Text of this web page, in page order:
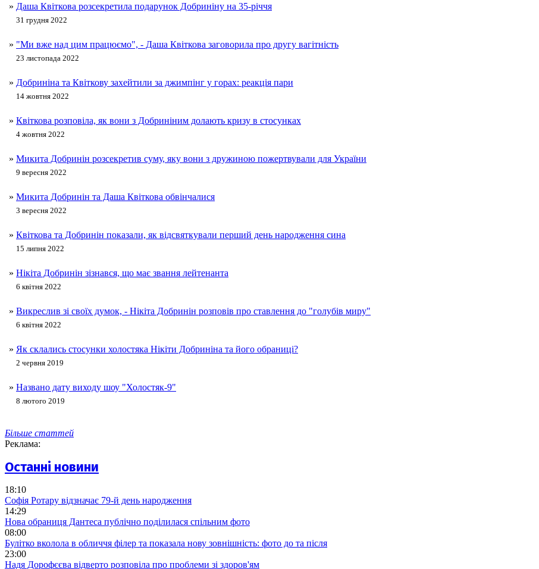
» Даша Квіткова розсекретила подарунок Добриніну на 35-річчя
31 грудня 2022
» "Ми вже над цим працюємо", - Даша Квіткова заговорила про другу вагітність
23 листопада 2022
» Добриніна та Квіткову захейтили за джимпінг у горах: реакція пари
14 жовтня 2022
» Квіткова розповіла, як вони з Добриніним долають кризу в стосунках
4 жовтня 2022
» Микита Добринін розсекретив суму, яку вони з дружиною пожертвували для України
9 вересня 2022
» Микита Добринін та Даша Квіткова обвінчалися
3 вересня 2022
» Квіткова та Добринін показали, як відсвяткували перший день народження сина
15 липня 2022
» Нікіта Добринін зізнався, що має звання лейтенанта
6 квітня 2022
» Викреслив зі своїх думок, - Нікіта Добринін розповів про ставлення до "голубів миру"
6 квітня 2022
» Як склались стосунки холостяка Нікіти Добриніна та його обраниці?
2 червня 2019
» Названо дату виходу шоу "Холостяк-9"
8 лютого 2019
Більше статтей
Реклама:
Останні новини
18:10
Софія Ротару відзначає 79-й день народження
14:29
Нова обраниця Дантеса публічно поділилася спільним фото
08:00
Булітко вколола в обличчя філер та показала нову зовнішність: фото до та після
23:00
Надя Дорофєєва відверто розповіла про проблеми зі здоров'ям